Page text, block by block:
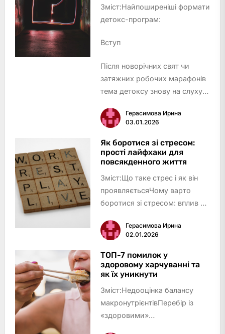
Зміст:Найпоширеніші формати
детокс-програм:
Вступ
Після новорічних свят чи
затяжних робочих марафонів
тема детоксу знову на слуху:
хтось кидається у складні
голодування, а інші – скепти…
Герасимова Ирина
03.01.2026
Як боротися зі стресом:
прості лайфхаки для
повсякденного життя
Зміст:Що таке стрес і як він
проявляєтьсяЧому варто
боротися зі стресом: вплив на
життяДихальні практики як
дієвий спосіб зменшити
стресФізична активність: рух –
ефективна зброя проти
стресуТе…
Герасимова Ирина
02.01.2026
ТОП-7 помилок у
здоровому харчуванні та
як їх уникнути
Зміст:Недооцінка балансу
макронутрієнтівПеребір із
«здоровими»